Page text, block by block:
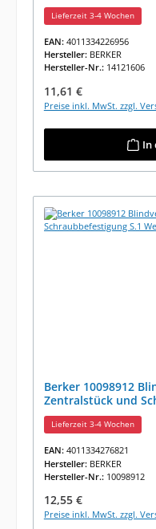
Lieferzeit 3-4 Wochen
EAN: 4011334226956
Hersteller: BERKER
Hersteller-Nr.: 14121606
Regulärer Preis:
11,61 €
Preise inkl. MwSt. zzgl.
In
Berker 10098912
Zentralstück und
Glänzend
Lieferzeit 3-4 Wochen
EAN: 4011334276821
Hersteller: BERKER
Hersteller-Nr.: 10098912
Regulärer Preis:
12,55 €
Preise inkl. MwSt. zzgl.